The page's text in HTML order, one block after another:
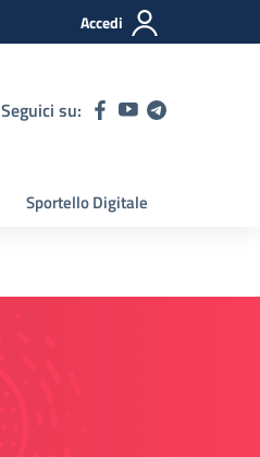
Accedi
Seguici su:
Sportello Digitale